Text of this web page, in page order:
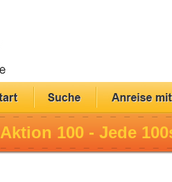
Aktion 100 - Jede